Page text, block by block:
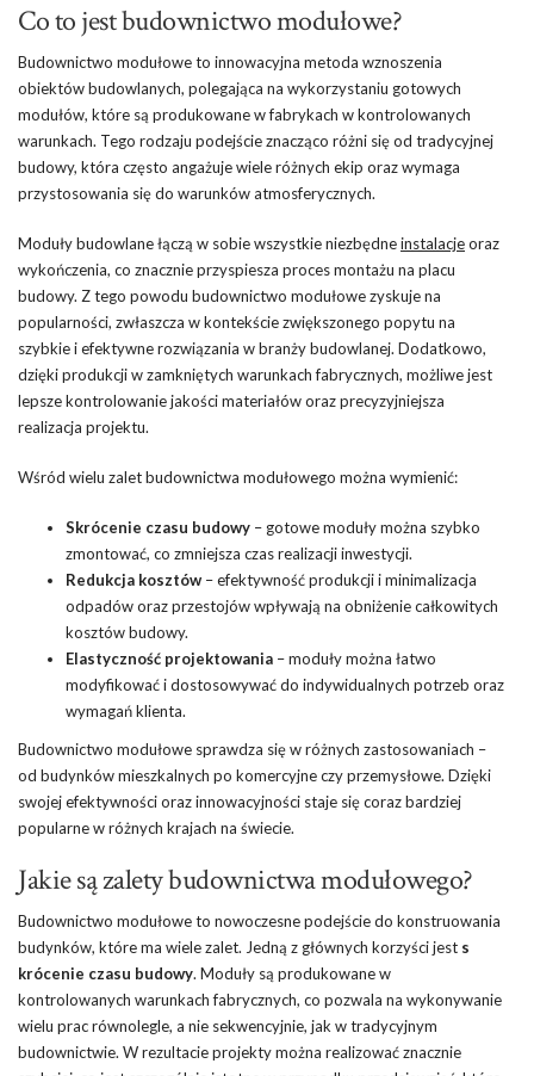
Co to jest budownictwo modułowe?
Budownictwo modułowe to innowacyjna metoda wznoszenia
obiektów budowlanych, polegająca na wykorzystaniu gotowych
modułów, które są produkowane w fabrykach w kontrolowanych
warunkach. Tego rodzaju podejście znacząco różni się od tradycyjnej
budowy, która często angażuje wiele różnych ekip oraz wymaga
przystosowania się do warunków atmosferycznych.
Moduły budowlane łączą w sobie wszystkie niezbędneinstalacjeoraz
wykończenia, co znacznie przyspiesza proces montażu na placu
budowy. Z tego powodu budownictwo modułowe zyskuje na
popularności, zwłaszcza w kontekście zwiększonego popytu na
szybkie i efektywne rozwiązania w branży budowlanej. Dodatkowo,
dzięki produkcji w zamkniętych warunkach fabrycznych, możliwe jest
lepsze kontrolowanie jakości materiałów oraz precyzyjniejsza
realizacja projektu.
Wśród wielu zalet budownictwa modułowego można wymienić:
Skrócenie czasu budowy – gotowe moduły można szybko
zmontować, co zmniejsza czas realizacji inwestycji.
Redukcja kosztów – efektywność produkcji i minimalizacja
odpadów oraz przestojów wpływają na obniżenie całkowitych
kosztów budowy.
Elastyczność projektowania – moduły można łatwo
modyfikować i dostosowywać do indywidualnych potrzeb oraz
wymagań klienta.
Budownictwo modułowe sprawdza się w różnych zastosowaniach –
od budynków mieszkalnych po komercyjne czy przemysłowe. Dzięki
swojej efektywności oraz innowacyjności staje się coraz bardziej
popularne w różnych krajach na świecie.
Jakie są zalety budownictwa modułowego?
Budownictwo modułowe to nowoczesne podejście do konstruowania
budynków, które ma wiele zalet. Jedną z głównych korzyści jest s
krócenie czasu budowy. Moduły są produkowane w
kontrolowanych warunkach fabrycznych, co pozwala na wykonywanie
wielu prac równolegle, a nie sekwencyjnie, jak w tradycyjnym
budownictwie. W rezultacie projekty można realizować znacznie